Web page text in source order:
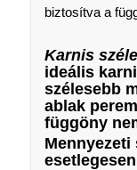
biztosítva a
Karnis
ideális
szélesebb
ablak
függöny